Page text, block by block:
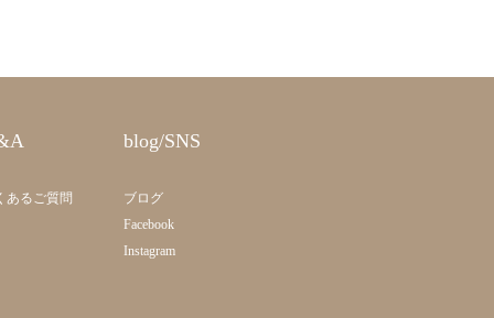
あるご質問
blog/SNS
ブログ
Facebook
Instagram